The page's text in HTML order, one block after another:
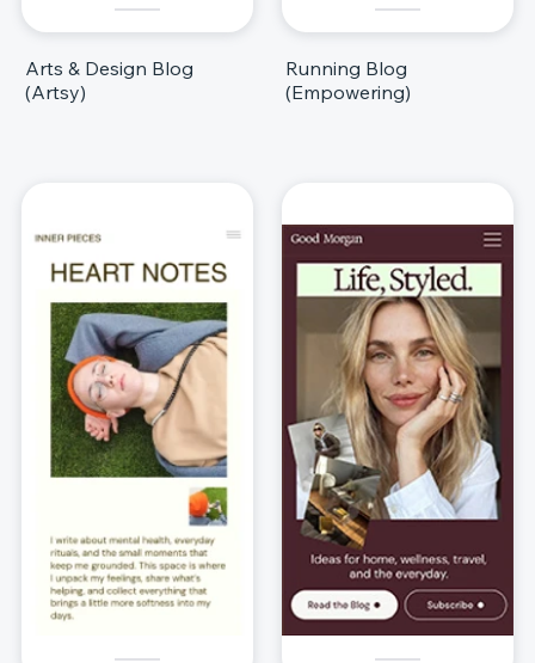
Arts & Design Blog
(Artsy)
Running Blog
(Empowering)